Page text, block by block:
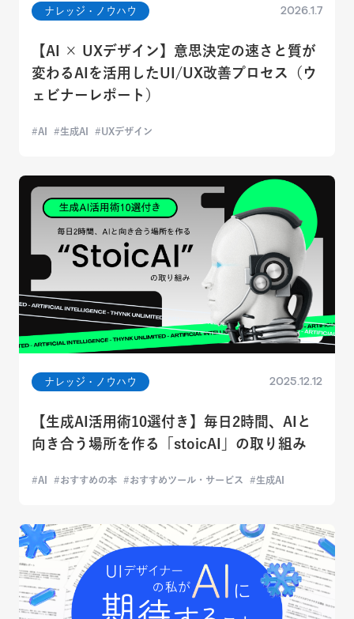
ナレッジ・ノウハウ 2026.1.7
【AI × UXデザイン】意思決定の速さと質が
変わるAIを活用したUI/UX改善プロセス（ウ
ェビナーレポート）
AI 生成AI UXデザイン
ナレッジ・ノウハウ 2025.12.12
【生成AI活用術10選付き】毎日2時間、AIと
向き合う場所を作る「stoicAI」の取り組み
AI おすすめの本 おすすめツール・サービス 生成AI